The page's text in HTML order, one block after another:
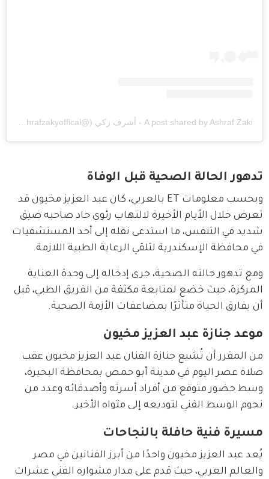
تدهور الحالة الصحية قبل الوفاة
وبحسب معلومات ET بالعربي، كان عبد العزيز مخيون قد
تعرض خلال الأيام الأخيرة لالتهاب رئوي حاد صاحبه ضيق
شديد في التنفس، ما استدعى نقله إلى أحد المستشفيات
في محافظة الإسكندرية لتلقي الرعاية الطبية اللازمة.
ومع تدهور حالته الصحية، جرى إدخاله إلى وحدة العناية
المركزة، حيث خضع لمتابعة مكثفة من الفريق الطبي، قبل
أن يفارق الحياة متأثرًا بمضاعفات الأزمة الصحية.
موعد جنازة عبد العزيز مخيون
من المقرر أن تُشيع جنازة الفنان عبد العزيز مخيون عقب
صلاة عصر اليوم في مدينة أبو حمص بمحافظة البحيرة،
وسط حضور متوقع من أفراد أسرته وأصدقائه وعدد من
نجوم الوسط الفني لتوديعه إلى مثواه الأخير.
مسيرة فنية حافلة بالنجاحات
يُعد عبد العزيز مخيون واحدًا من أبرز الفنانين في مصر
والعالم العربي، حيث قدم على مدار مشواره الفني عشرات